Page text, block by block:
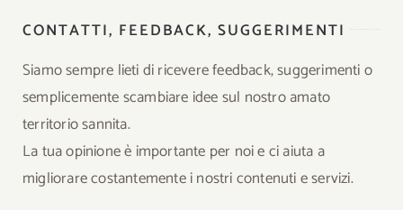
CONTATTI, FEEDBACK, SUGGERIMENTI
Siamo sempre lieti di ricevere feedback, suggerimenti o
semplicemente scambiare idee sul nostro amato
territorio sannita.
La tua opinione è importante per noi e ci aiuta a
migliorare costantemente i nostri contenuti e servizi.